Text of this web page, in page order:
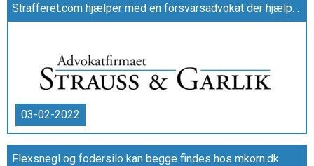
Strafferet.com hjælper med en forsvarsadvokat der hjælper under din straffesag
03-02-2022
Flexsnegl og fodersilo kan begge findes hos mkorn.dk